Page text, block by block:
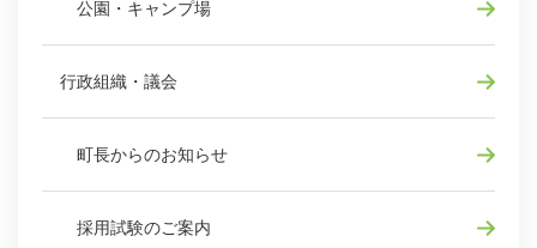
公園・キャンプ場
行政組織・議会
町長からのお知らせ
採用試験のご案内